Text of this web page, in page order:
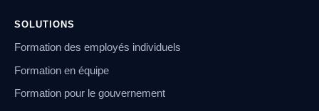
SOLUTIONS
Formation des employés individuels
Formation en équipe
Formation pour le gouvernement